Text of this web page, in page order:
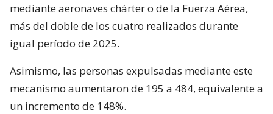
mediante aeronaves chárter o de la Fuerza Aérea,
más del doble de los cuatro realizados durante
igual período de 2025.
Asimismo, las personas expulsadas mediante este
mecanismo aumentaron de 195 a 484, equivalente a
un incremento de 148%.